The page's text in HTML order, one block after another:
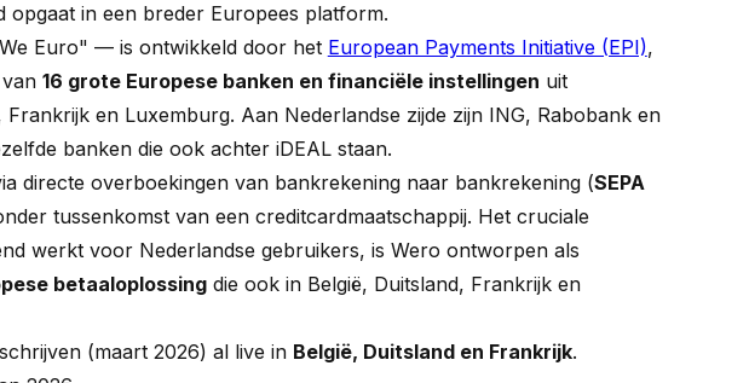
opgaat in een breder Europees platform.
Euro" — is ontwikkeld door het European Payments Initiative (EPI),
16 grote Europese banken en financiële instellingen uit
Frankrijk en Luxemburg. Aan Nederlandse zijde zijn ING, Rabobank en
banken die ook achter iDEAL staan.
directe overboekingen van bankrekening naar bankrekening (SEPA
tussenkomst van een creditcardmaatschappij. Het cruciale
werkt voor Nederlandse gebruikers, is Wero ontworpen als
betaaloplossingdie ook in België, Duitsland, Frankrijk en
(maart 2026) al live in België, Duitsland en Frankrijk.